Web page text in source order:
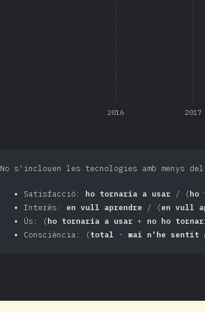
2016 2017
No s'inclouen les tecnologies amb menys
Satisfacció: ho tornaria a usar / (ho
Interès: en vull aprendre / (en vull
Ús: (ho tornaria a usar + no ho
Consciència: (total - mai n'he sentit